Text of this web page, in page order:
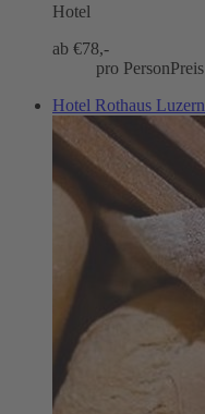
Hotel
ab €78,-
pro Person
Hotel Rothaus